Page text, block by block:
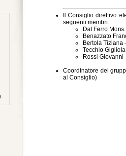
Il Consiglio direttivo
seguenti membri:
Dal Ferro
Benazzato
Bertola Tiziana
Tecchio
Rossi Giovanni
Coordinatore del
al Consiglio)